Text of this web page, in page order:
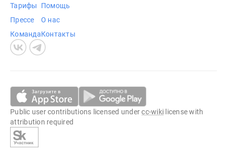
Тарифы
Прессе
Команда
Помощь
О нас
Контакты
Public user contributions licensed undercc-wiki license with
attribution required